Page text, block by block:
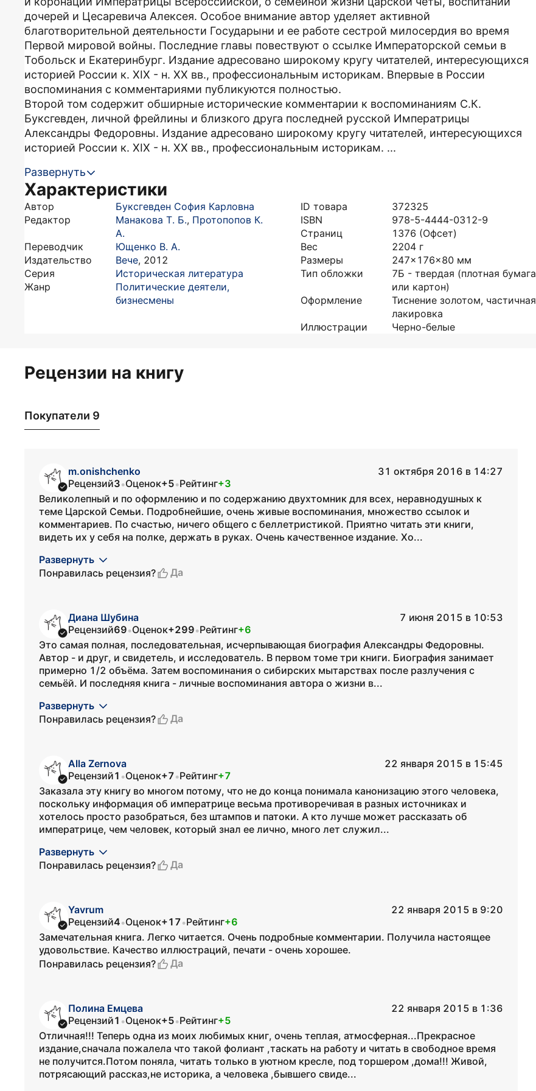
дочерей и Цесаревича Алексея. Особое внимание автор уделяет активной
благотворительной деятельности Государыни и ее работе сестрой милосердия во время
Первой мировой войны. Последние главы повествуют о ссылке Императорской семьи в
Тобольск и Екатеринбург. Издание адресовано широкому кругу читателей, интересующихся
историей России к. XIX - н. XX вв., профессиональным историкам. Впервые в России
воспоминания с комментариями публикуются полностью.
Второй том содержит обширные исторические комментарии к воспоминаниям С.К.
Буксгевден, личной фрейлины и близкого друга последней русской Императрицы
Александры Федоровны. Издание адресовано широкому кругу читателей, интересующихся
историей России к. XIX - н. XX вв., профессиональным историкам. ...
Развернуть
Характеристики
Автор
Буксгевден София Карловна
Редактор
Манакова Т. Б., Протопопов К.
А.
Переводчик
Ющенко В. А.
Издательство
Вече, 2012
Серия
Историческая литература
Жанр
Политические деятели,
бизнесмены
ID товара
372325
ISBN
978-5-4444-0312-9
Страниц
1376 (Офсет)
Вес
2204 г
Размеры
247x176x80 мм
Тип обложки
7Б - твердая (плотная бумага
или картон)
Оформление
Тиснение золотом, частичная
лакировка
Иллюстрации
Черно-белые
Рецензии на книгу
Покупатели 9
m.onishchenko
31 октября 2016 в 14:27
Рецензий3•Оценок+5•Рейтинг+3
Великолепный и по оформлению и по содержанию двухтомник для всех, неравнодушных к
теме Царской Семьи. Подробнейшие, очень живые воспоминания, множество ссылок и
комментариев. По счастью, ничего общего с беллетристикой. Приятно читать эти книги,
видеть их у себя на полке, держать в руках. Очень качественное издание. Хо...
Развернуть
Понравилась рецензия?
Да
Диана Шубина
7 июня 2015 в 10:53
Рецензий69•Оценок+299•Рейтинг+6
Это самая полная, последовательная, исчерпывающая биография Александры Федоровны.
Автор - и друг, и свидетель, и исследователь. В первом томе три книги. Биография занимает
примерно 1/2 объёма. Затем воспоминания о сибирских мытарствах после разлучения с
семьёй. И последняя книга - личные воспоминания автора о жизни в...
Развернуть
Понравилась рецензия?
Да
Alla Zernova
22 января 2015 в 15:45
Рецензий1 •Оценок+7•Рейтинг+7
Заказала эту книгу во многом потому, что не до конца понимала канонизацию этого человека,
поскольку информация об императрице весьма противоречивая в разных источниках и
хотелось просто разобраться, без штампов и патоки. А кто лучше может рассказать об
императрице, чем человек, который знал ее лично, много лет служил...
Развернуть
Понравилась рецензия?
Да
Yavrum
22 января 2015 в 9:20
Рецензий4•Оценок+17•Рейтинг+6
Замечательная книга. Легко читается. Очень подробные комментарии. Получила настоящее
удовольствие. Качество иллюстраций, печати - очень хорошее.
Понравилась рецензия?
Да
Полина Емцева
22 января 2015 в 1:36
Рецензий1 •Оценок+5•Рейтинг+5
Отличная!!! Теперь одна из моих любимых книг, очень теплая, атмосферная...Прекрасное
издание,сначала пожалела что такой фолиант ,таскать на работу и читать в свободное время
не получится.Потом поняла, читать только в уютном кресле, под торшером ,дома!!! Живой,
потрясающий рассказ,не историка, а человека ,бывшего свиде...